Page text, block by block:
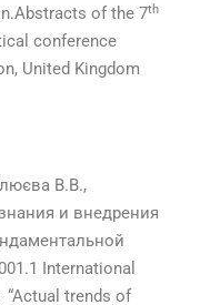
of the 7th
conference
United Kingdom
В.В.,
и внедрения
International
trends of